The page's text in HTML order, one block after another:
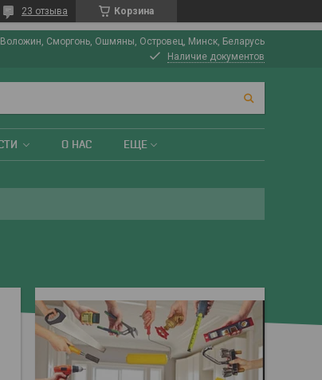
Корзина
23 отзыва
Сморгонь, Ошмяны, Островец, Минск, Беларусь
Наличие документов
О НАС ЕЩЕ